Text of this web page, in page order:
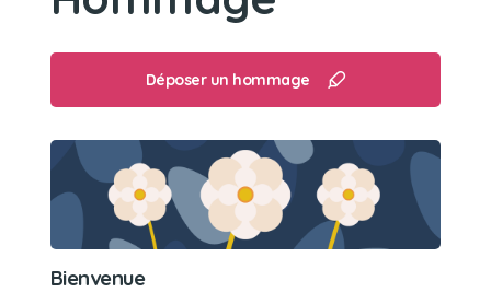
Déposer un hommage
Bienvenue